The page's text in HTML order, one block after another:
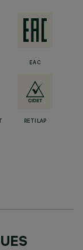
EAC
RETILAP